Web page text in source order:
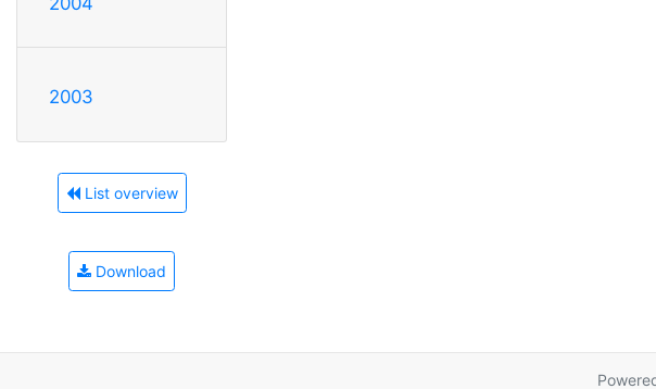
2003
List overview
Download